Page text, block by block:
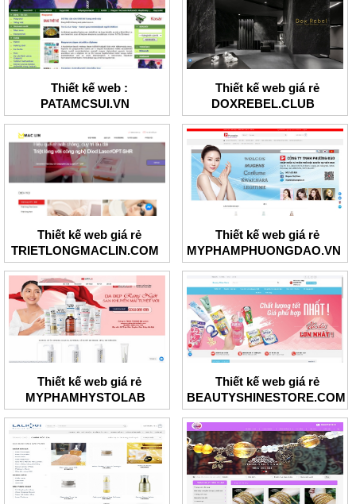
Thiết kế web :
PATAMCSUI.VN
Thiết kế web giá rẻ
DOXREBEL.CLUB
Thiết kế web giá rẻ
TRIETLONGMACLIN.COM
Thiết kế web giá rẻ
MYPHAMPHUONGDAO.VN
Thiết kế web giá rẻ
MYPHAMHYSTOLAB
Thiết kế web giá rẻ
BEAUTYSHINESTORE.COM